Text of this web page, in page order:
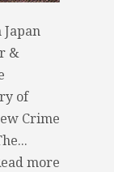
Japan
&
of
Crime
more